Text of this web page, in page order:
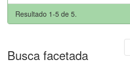
Resultado 1-5 de 5.
Busca facetada